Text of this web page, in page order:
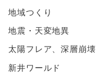
地域つくり
地震・天変地異
太陽フレア、深層崩壊
新井ワールド